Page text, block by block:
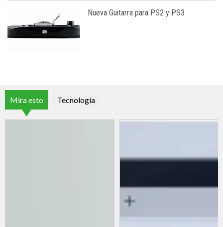
Nueva Guitarra para PS2 y PS3
Mira esto Tecnología